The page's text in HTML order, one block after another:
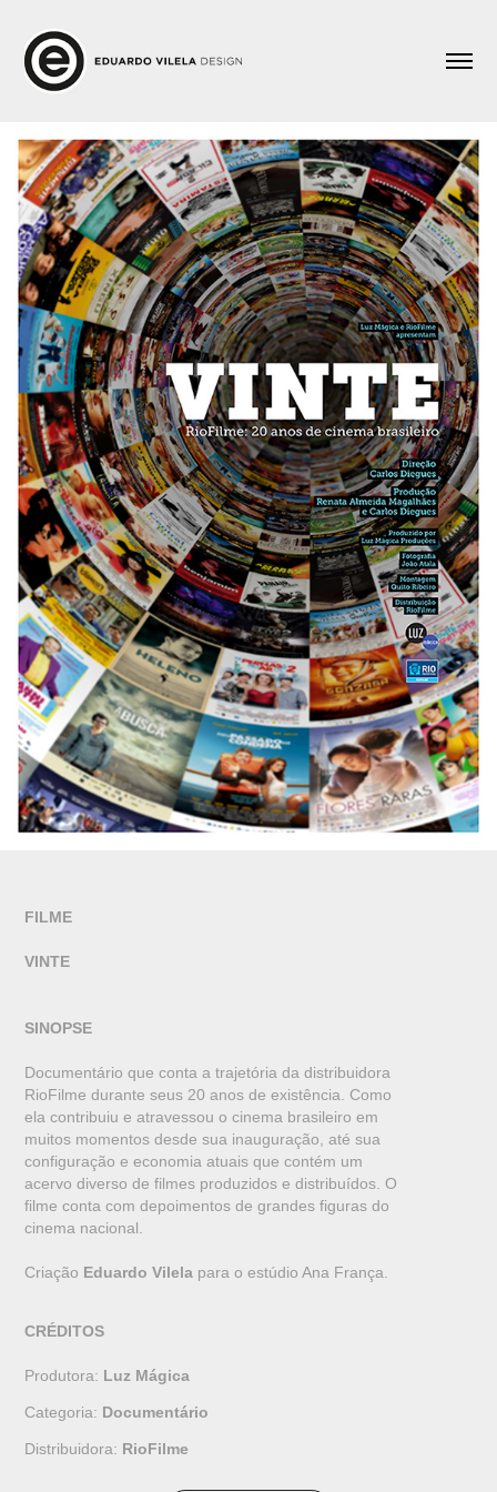
FILME
VINTE
SINOPSE
Documentário que conta a trajetória da distribuidora
RioFilme durante seus 20 anos de existência. Como
ela contribuiu e atravessou o cinema brasileiro em
muitos momentos desde sua inauguração, até sua
configuração e economia atuais que contém um
acervo diverso de filmes produzidos e distribuídos. O
filme conta com depoimentos de grandes figuras do
cinema nacional.
Criação Eduardo Vilela para o estúdio Ana França.
CRÉDITOS
Produtora: Luz Mágica
Categoria: Documentário
Distribuidora: RioFilme